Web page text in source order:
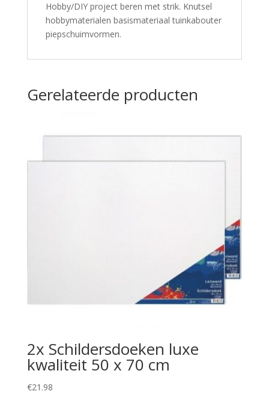
Hobby/DIY project beren met strik. Knutsel
hobbymaterialen basismateriaal tuinkabouter
piepschuimvormen.
Gerelateerde producten
2x Schildersdoeken luxe
kwaliteit 50 x 70 cm
€21.98